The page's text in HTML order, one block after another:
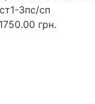
ст1-3пс/сп
грн.